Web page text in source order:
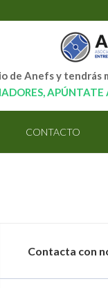
de Anefs y tendrás
CONTACTO
Contacta con